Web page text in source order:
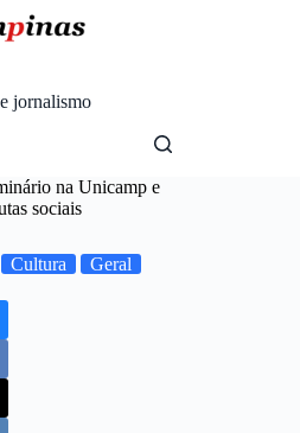
jornalismo
na Unicamp e
sociais
Cultura Geral